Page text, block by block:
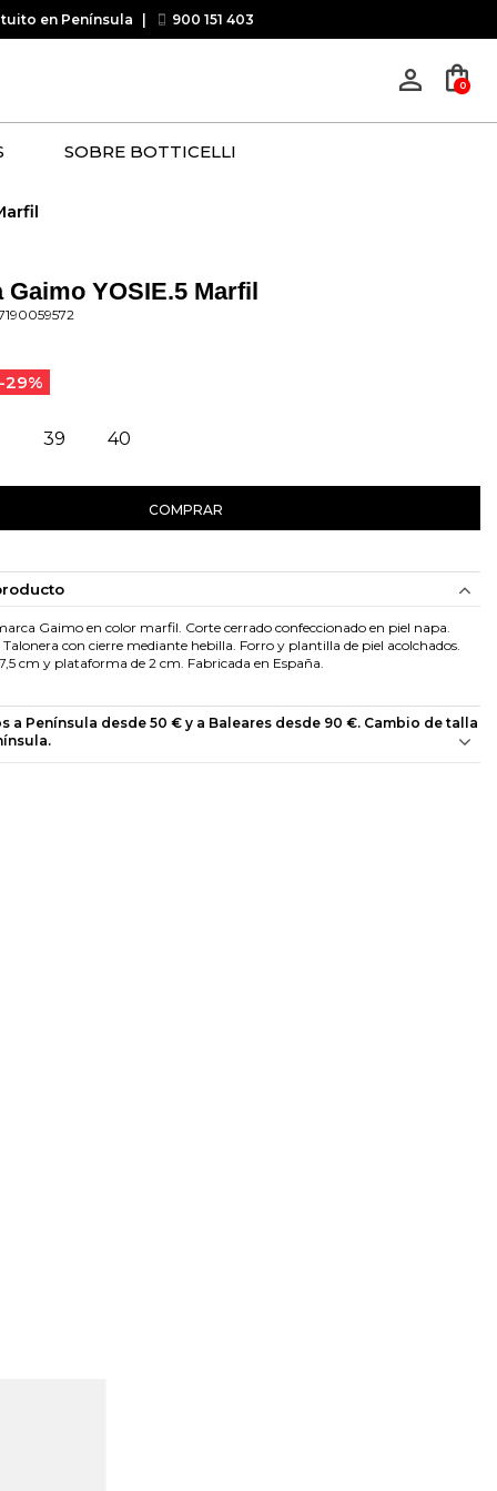
en Península 900 151 403
person_outline shopping_bag
0
SOBRE BOTTICELLI
Gaimo YOSIE.5 Marfil
29%
39 40
COMPRAR
Gaimo en color marfil. Corte cerrado confeccionado en piel napa.
con cierre mediante hebilla. Forro y plantilla de piel acolchados.
cm y plataforma de 2 cm. Fabricada en España.
a Península desde 50 € y a Baleares desde 90 €. Cambio de talla